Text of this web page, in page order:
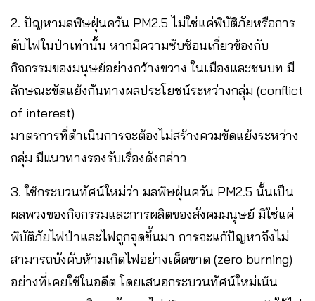
2. ปัญหามลพิษฝุ่นควัน PM2.5 ไม่ใช่แค่พิบัติภัยหรือการ
ดับไฟในป่าเท่านั้น หากมีความซับซ้อนเกี่ยวข้องกับ
กิจกรรมของมนุษย์อย่างกว้างขวาง ในเมืองและชนบท มี
ลักษณะขัดแย้งกันทางผลประโยชน์ระหว่างกลุ่ม (conflict
of interest)
มาตรการที่ดำเนินการจะต้องไม่สร้างควมขัดแย้งระหว่าง
กลุ่ม มีแนวทางรองรับเรื่องดังกล่าว
3. ใช้กระบวนทัศน์ใหม่ว่า มลพิษฝุ่นควัน PM2.5 นั้นเป็น
ผลพวงของกิจกรรมและการผลิตของสังคมมนุษย์ มิใช่แค่
พิบัติภัยไฟป่าและไฟถูกจุดขึ้นมา การจะแก้ปัญหาจึงไม่
สามารถบังคับห้ามเกิดไฟอย่างเด็ดขาด (zero burning)
อย่างที่เคยใช้ในอดีต โดยเสนอกระบวนทัศน์ใหม่เน้น